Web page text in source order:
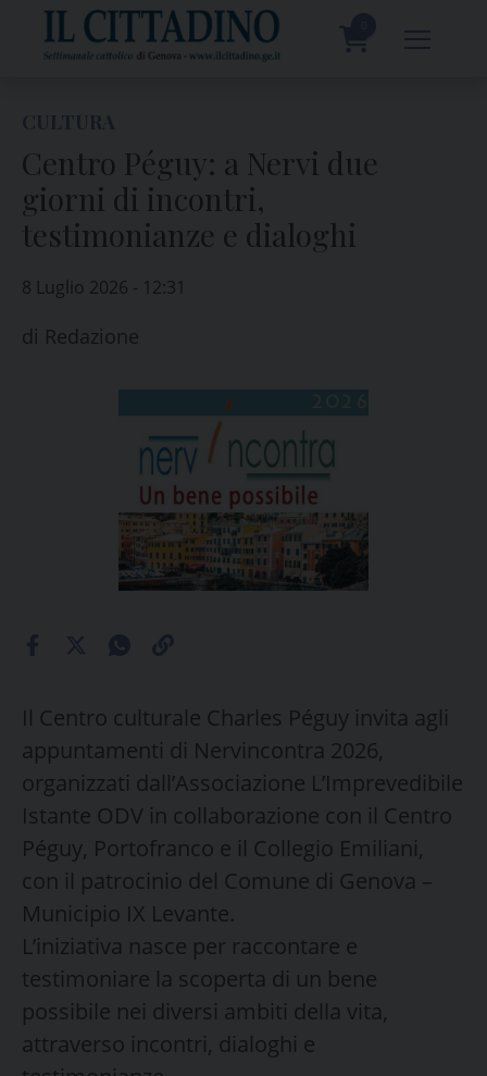
content
Centro Péguy: a Nervi due
giorni di incontri,
testimonianze e dialoghi
8 Luglio 2026 - 12:31
di Redazione
Il Centro culturale Charles Péguy invita agli
appuntamenti di Nervincontra 2026,
organizzati dall’Associazione L’Imprevedibile
Istante ODV in collaborazione con il Centro
Péguy, Portofranco e il Collegio Emiliani,
con il patrocinio del Comune di Genova –
Municipio IX Levante.
L’iniziativa nasce per raccontare e
testimoniare la scoperta di un bene
possibile nei diversi ambiti della vita,
attraverso incontri, dialoghi e